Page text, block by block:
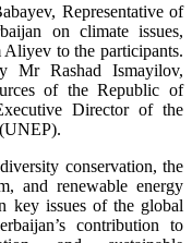
Representative of
on climate issues,
Aliyev to the participants.
Mr Rashad Ismayilov,
of the Republic of
Director of the
conservation, the
and renewable energy
key issues of the global
contribution to